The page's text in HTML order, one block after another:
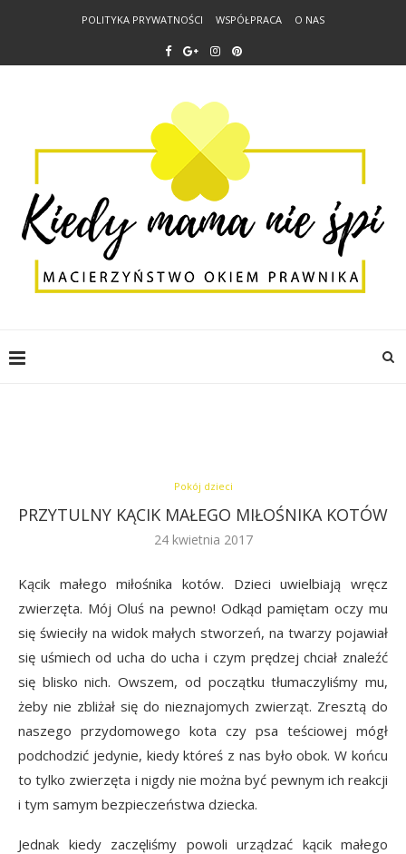
POLITYKA PRYWATNOŚCI WSPÓŁPRACA O NAS
Pokój dzieci
PRZYTULNY KĄCIK MAŁEGO MIŁOŚNIKA KOTÓW
24 kwietnia 2017
Kącik małego miłośnika kotów. Dzieci uwielbiają wręcz
zwierzęta. Mój Oluś na pewno! Odkąd pamiętam oczy mu
się świeciły na widok małych stworzeń, na twarzy pojawiał
się uśmiech od ucha do ucha i czym prędzej chciał znaleźć
się blisko nich. Owszem, od początku tłumaczyliśmy mu,
żeby nie zbliżał się do nieznajomych zwierząt. Zresztą do
naszego przydomowego kota czy psa teściowej mógł
podchodzić jedynie, kiedy któreś z nas było obok. W końcu
to tylko zwierzęta i nigdy nie można być pewnym ich reakcji
i tym samym bezpieczeństwa dziecka.
Jednak kiedy zaczęliśmy powoli urządzać kącik małego